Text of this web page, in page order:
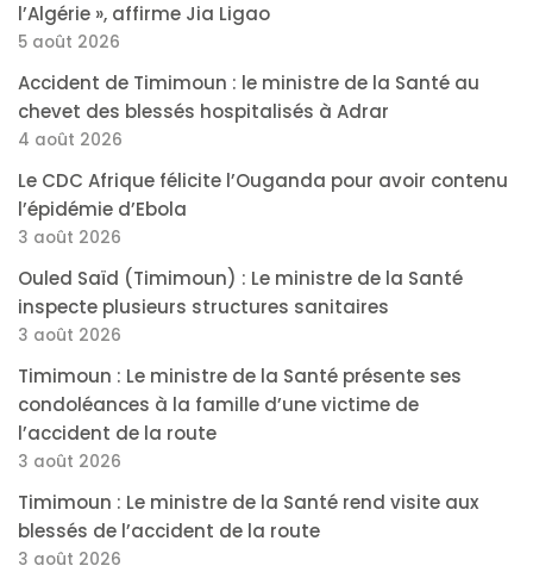
l’Algérie », affirme Jia Ligao
5 août 2026
Accident de Timimoun : le ministre de la Santé au
chevet des blessés hospitalisés à Adrar
4 août 2026
Le CDC Afrique félicite l’Ouganda pour avoir contenu
l’épidémie d’Ebola
3 août 2026
Ouled Saïd (Timimoun) : Le ministre de la Santé
inspecte plusieurs structures sanitaires
3 août 2026
Timimoun : Le ministre de la Santé présente ses
condoléances à la famille d’une victime de
l’accident de la route
3 août 2026
Timimoun : Le ministre de la Santé rend visite aux
blessés de l’accident de la route
3 août 2026